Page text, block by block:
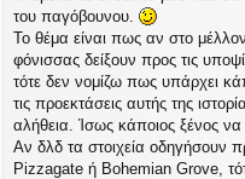
του παγόβουνου.
Το θέμα είναι πως αν στο μέλλον
φόνισσας δείξουν προς τις
τότε δεν νομίζω πως υπάρχει
τις προεκτάσεις αυτής της
αλήθεια. Ίσως κάποιος ξένος να
Αν δλδ τα στοιχεία οδηγήσουν
Pizzagate ή Bohemian Grove,